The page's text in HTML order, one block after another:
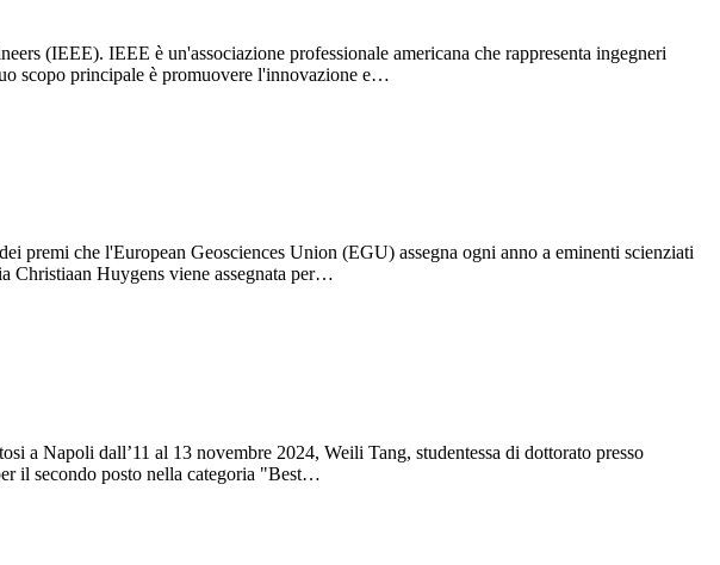
(IEEE). IEEE è un'associazione professionale americana che rappresenta ingegneri
scopo principale è promuovere l'innovazione e…
premi che l'European Geosciences Union (EGU) assegna ogni anno a eminenti scienziati
Christiaan Huygens viene assegnata per…
a Napoli dall’11 al 13 novembre 2024, Weili Tang, studentessa di dottorato presso
il secondo posto nella categoria "Best…